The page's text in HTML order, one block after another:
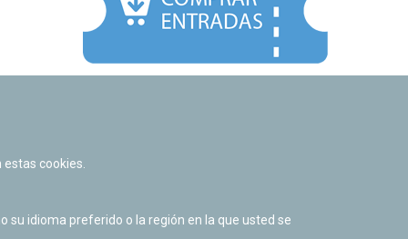
Política de cookies
Derecho de acceso a información pública
cookies.
su idioma preferido o la región en la que usted se